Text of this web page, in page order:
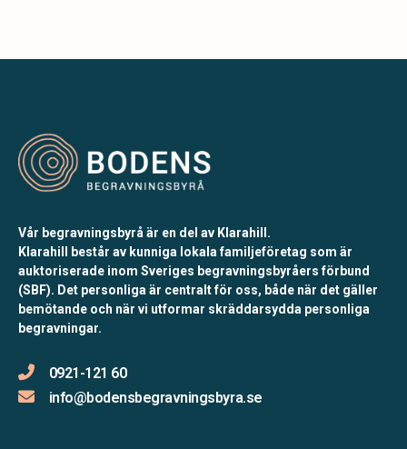
Vår begravningsbyrå är en del av Klarahill.
Klarahill består av kunniga lokala familjeföretag som är
auktoriserade inom Sveriges begravningsbyråers förbund
(SBF). Det personliga är centralt för oss, både när det gäller
bemötande och när vi utformar skräddarsydda personliga
begravningar.
0921-121 60
info@bodensbegravningsbyra.se